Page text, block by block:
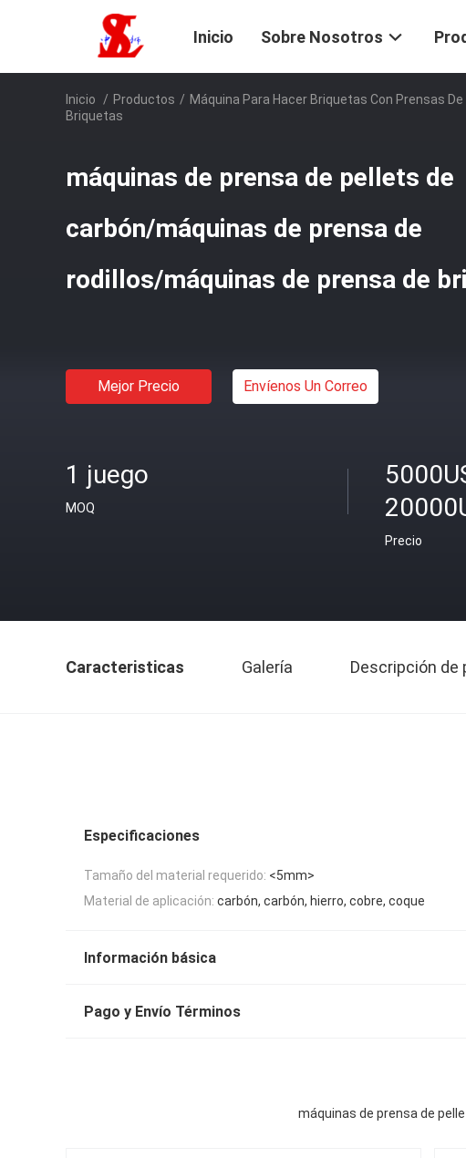
Inicio Sobre Nosotros
Inicio / Productos / Máquina Para Hacer Briquetas Con Prensas De
Briquetas
máquinas de prensa de pellets de
carbón/máquinas de prensa de
rodillos/máquinas de prensa de
Mejor Precio Envíenos Un Correo
1 juego
MOQ
Precio
Caracteristicas Galería Descripción de
Especificaciones
Tamaño del material requerido: <5mm>
Material de aplicación: carbón, carbón, hierro, cobre, coque
Información básica
Pago y Envío Términos
máquinas de prensa de